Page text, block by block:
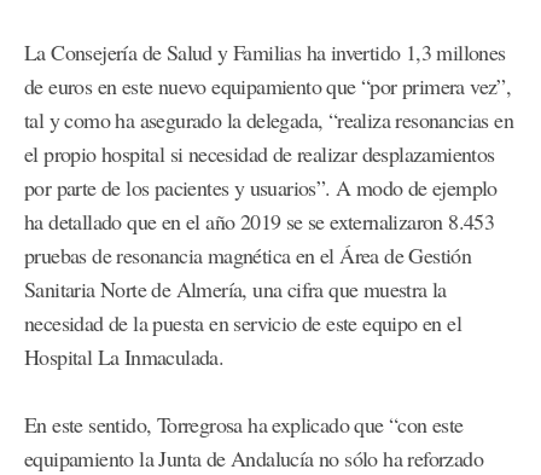
La Consejería de Salud y Familias ha invertido 1,3 millones
de euros en este nuevo equipamiento que “por primera vez”,
tal y como ha asegurado la delegada, “realiza resonancias en
el propio hospital si necesidad de realizar desplazamientos
por parte de los pacientes y usuarios”. A modo de ejemplo
ha detallado que en el año 2019 se se externalizaron 8.453
pruebas de resonancia magnética en el Área de Gestión
Sanitaria Norte de Almería, una cifra que muestra la
necesidad de la puesta en servicio de este equipo en el
Hospital La Inmaculada.
En este sentido, Torregrosa ha explicado que “con este
equipamiento la Junta de Andalucía no sólo ha reforzado